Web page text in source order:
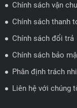
ĐẠI LÝ QUẬN 2
🔰 Địa chỉ: 78-80 Vũ
📍 Hotline:
🗺️Xem trên bản đồ
Chính sách vận
Chính sách thanh
Chính sách đổi trả
Chính sách bảo
Phân định trách
Liên hệ với chúng